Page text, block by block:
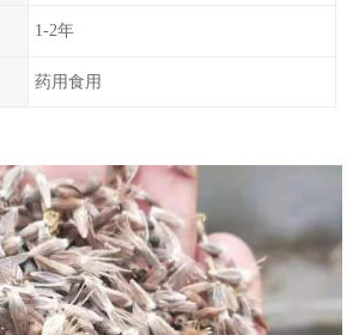
1-2年
药用食用